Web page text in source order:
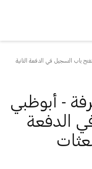
باب التسجيل في الدفعة الثانية
- أبوظبي
الدفعة